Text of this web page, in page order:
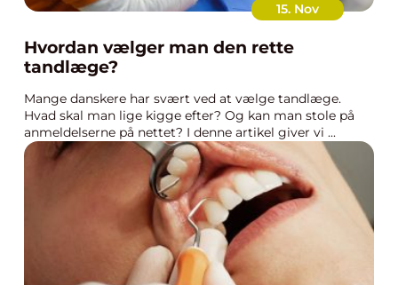
15. Nov
Hvordan vælger man den rette
tandlæge?
Mange danskere har svært ved at vælge tandlæge.
Hvad skal man lige kigge efter? Og kan man stole på
anmeldelserne på nettet? I denne artikel giver vi ...